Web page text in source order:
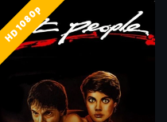
HD 1080p